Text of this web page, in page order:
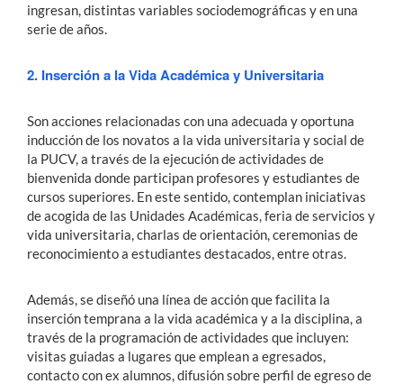
English
ingresan, distintas variables sociodemográficas y en una
serie de años.
2. Inserción a la Vida Académica y Universitaria
Son acciones relacionadas con una adecuada y oportuna
inducción de los novatos a la vida universitaria y social de
la PUCV, a través de la ejecución de actividades de
bienvenida donde participan profesores y estudiantes de
cursos superiores. En este sentido, contemplan iniciativas
de acogida de las Unidades Académicas, feria de servicios y
vida universitaria, charlas de orientación, ceremonias de
reconocimiento a estudiantes destacados, entre otras.
Además, se diseñó una línea de acción que facilita la
inserción temprana a la vida académica y a la disciplina, a
través de la programación de actividades que incluyen:
visitas guiadas a lugares que emplean a egresados,
contacto con ex alumnos, difusión sobre perfil de egreso de